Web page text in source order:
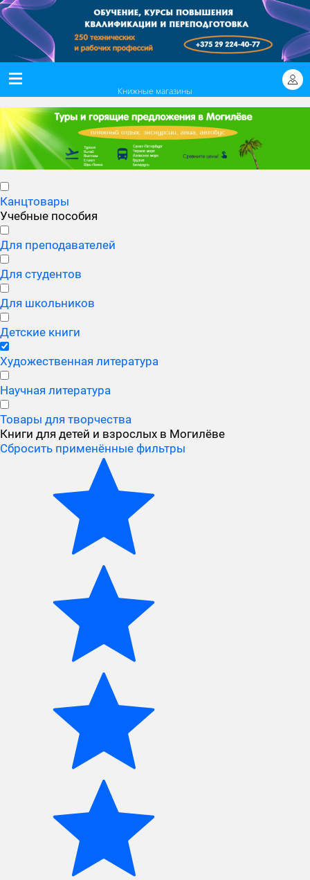
Книжные магазины
Канцтовары
Учебные пособия
Для преподавателей
Для студентов
Для школьников
Детские книги
Художественная литература
Научная литература
Товары для творчества
Книги для детей и взрослых в Могилёве
Сбросить применённые фильтры